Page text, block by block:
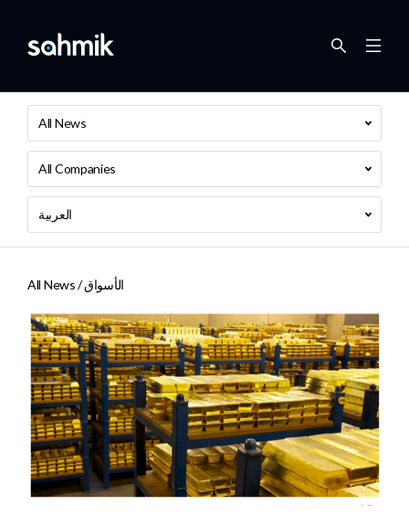
All News
All Companies
العربية
All News /الأسواق